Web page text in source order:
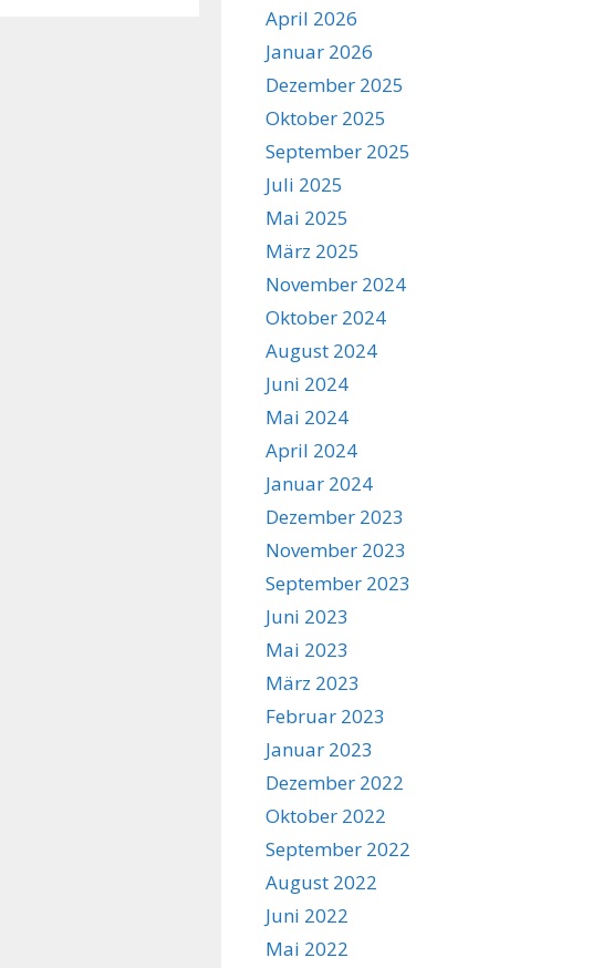
April 2026
Januar 2026
Dezember 2025
Oktober 2025
September 2025
Juli 2025
Mai 2025
März 2025
November 2024
Oktober 2024
August 2024
Juni 2024
Mai 2024
April 2024
Januar 2024
Dezember 2023
November 2023
September 2023
Juni 2023
Mai 2023
März 2023
Februar 2023
Januar 2023
Dezember 2022
Oktober 2022
September 2022
August 2022
Juni 2022
Mai 2022